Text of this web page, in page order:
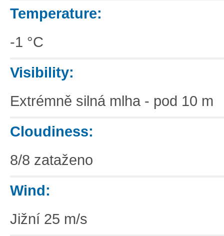
Temperature:
-1 °C
Visibility:
Extrémně silná mlha - pod 10 m
Cloudiness:
8/8 zataženo
Wind:
Jižní 25 m/s